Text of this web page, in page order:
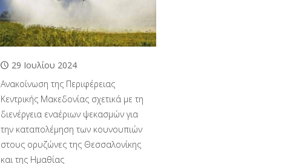
29 Ιουλίου 2024
Ανακοίνωση της Περιφέρειας
Κεντρικής Μακεδονίας σχετικά με τη
διενέργεια εναέριων ψεκασμών για
την καταπολέμηση των κουνουπιών
στους ορυζώνες της Θεσσαλονίκης
και της Ημαθίας